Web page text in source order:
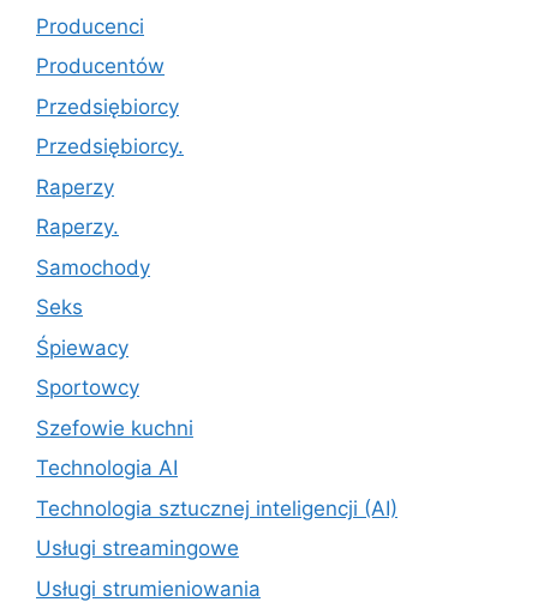
Producenci
Producentów
Przedsiębiorcy
Przedsiębiorcy.
Raperzy
Raperzy.
Samochody
Seks
Śpiewacy
Sportowcy
Szefowie kuchni
Technologia AI
Technologia sztucznej inteligencji (AI)
Usługi streamingowe
Usługi strumieniowania